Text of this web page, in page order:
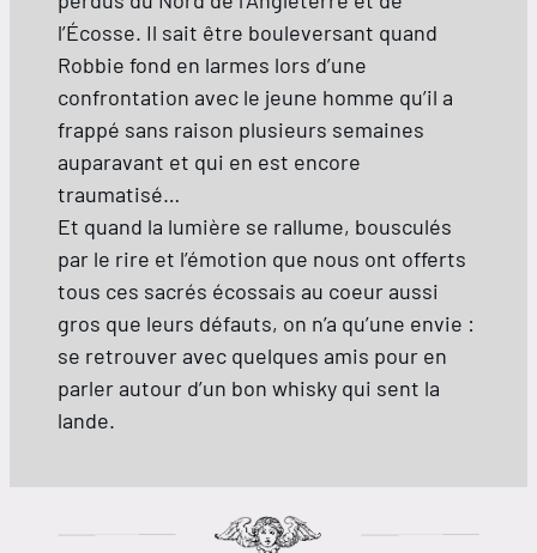
l’Écosse. Il sait être bouleversant quand
Robbie fond en larmes lors d’une
confrontation avec le jeune homme qu’il a
frappé sans raison plusieurs semaines
auparavant et qui en est encore
traumatisé…
Et quand la lumière se rallume, bousculés
par le rire et l’émotion que nous ont offerts
tous ces sacrés écossais au coeur aussi
gros que leurs défauts, on n’a qu’une envie :
se retrouver avec quelques amis pour en
parler autour d’un bon whisky qui sent la
lande.